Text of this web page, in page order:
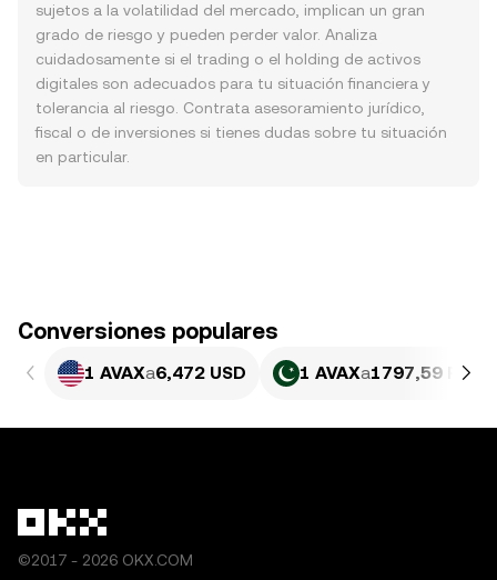
sujetos a la volatilidad del mercado, implican un gran
grado de riesgo y pueden perder valor. Analiza
cuidadosamente si el trading o el holding de activos
digitales son adecuados para tu situación financiera y
tolerancia al riesgo. Contrata asesoramiento jurídico,
fiscal o de inversiones si tienes dudas sobre tu situación
en particular.
Conversiones populares
1 AVAXa6,472 USD 1 AVAXa1797,59 PKR
©2017 - 2026 OKX.COM